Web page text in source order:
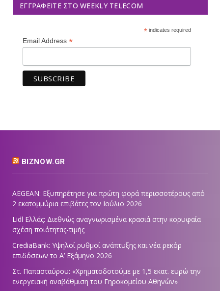
ΕΓΓΡΑΦΕΊΤΕ ΣΤΟ WEEKLY TELECOM
*indicates required
Email Address *
BIZNOW.GR
AEGEAN: Εξυπηρέτησε για πρώτη φορά περισσοτέρους από
2 εκατομμύρια επιβάτες τον Ιούλιο 2026
Lidl Ελλάς: Διεθνώς αναγνωρισμένα κρασιά στην κορυφαία
σχέση ποιότητας-τιμής
CrediaBank: Υψηλοί ρυθμοί ανάπτυξης και νέα ρεκόρ
επιδόσεων το Α’ Εξάμηνο 2026
Στ. Παπασταύρου: «Χρηματοδοτούμε με 1,5 εκατ. ευρώ την
ενεργειακή αναβάθμιση του Γηροκομείου Αθηνών»